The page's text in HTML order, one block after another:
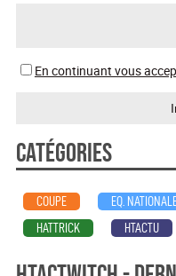
En continuant vous
Catégories
COUPE EQ.
HATTRICK
HTACTU